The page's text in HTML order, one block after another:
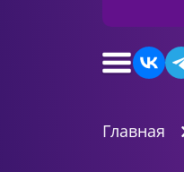
Главная